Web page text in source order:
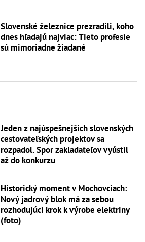
Slovenské železnice prezradili, koho
dnes hľadajú najviac: Tieto profesie
sú mimoriadne žiadané
Jeden z najúspešnejších slovenských
cestovateľských projektov sa
rozpadol. Spor zakladateľov vyústil
až do konkurzu
Historický moment v Mochovciach:
Nový jadrový blok má za sebou
rozhodujúci krok k výrobe elektriny
(foto)